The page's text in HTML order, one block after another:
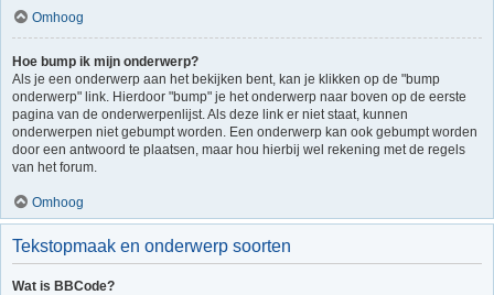
Omhoog
Hoe bump ik mijn onderwerp?
Als je een onderwerp aan het bekijken bent, kan je klikken op de "bump
onderwerp" link. Hierdoor "bump" je het onderwerp naar boven op de eerste
pagina van de onderwerpenlijst. Als deze link er niet staat, kunnen
onderwerpen niet gebumpt worden. Een onderwerp kan ook gebumpt worden
door een antwoord te plaatsen, maar hou hierbij wel rekening met de regels
van het forum.
Omhoog
Tekstopmaak en onderwerp soorten
Wat is BBCode?